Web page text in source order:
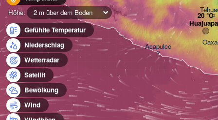
Höhe:
2 m über dem Boden
Gefühlte Temperatur
Niederschlag
Wetterradar
Satellit
Bewölkung
Wind
Acapulco